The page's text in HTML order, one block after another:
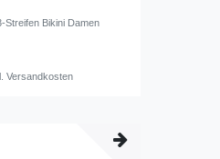
Streifen Bikini Damen
Versandkosten